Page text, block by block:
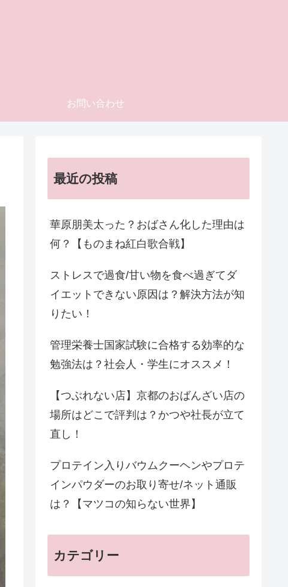
お問い合わせ
最近の投稿
華原朋美太った？おばさん化した理由は
何？【ものまね紅白歌合戦】
ストレスで過食/甘い物を食べ過ぎてダ
イエットできない原因は？解決方法が知
りたい！
管理栄養士国家試験に合格する効率的な
勉強法は？社会人・学生にオススメ！
【つぶれない店】京都のおばんざい店の
場所はどこで評判は？かつや社長が立て
直し！
プロテイン入りバウムクーヘンやプロテ
インパウダーのお取り寄せ/ネット通販
は？【マツコの知らない世界】
カテゴリー